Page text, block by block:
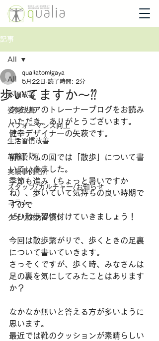
記事
All
不調改善
姿勢改善
パフォーマンス向上
生活習慣改善
加齢予防
実績事例紹介
スタッフ/カルチャー/お知らせ
コラム
クオリアカレッジ
All
歩いてますか〜⁇
qualiatomigaya
5月22日 読了時間: 2分
クオリアのトレーナーブログをお読み
いただき、ありがとうございます。
健幸デザイナーの矢萩です。
前回、私の回では「散歩」について書
いていきました。
季節も進み（ちょっと暑いですか
ね）、歩いていて気持ちの良い時期で
すので
ぜひ散歩習慣付けていきましょう！
今回は散歩繋がりで、歩くときの足裏
について書いていきます。
さっそくですが、歩く時、みなさんは
足の裏を気にしてみたことはあります
か？
なかなか無いと答える方が多いように
思います。
最近では靴のクッションが素晴らしい